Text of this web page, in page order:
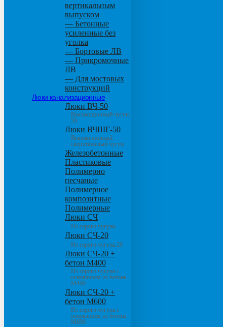
вертикальным
выпуском
— Бетонные
усиленные без
уголка
— Бортовые ЛВ
— Прикромочные
ЛВ
— Для мостовых
конструкций
Люки канализационные
Люки ВЧ-50
Высокопрочный чугун
50
Люки ВЧШГ-50
Высокопрочный
сверхтяжелый чугун
Железобетонные
Пластиковые
Полимерно
песчаные
Полимерное
композитные
Полимерные
Люки СЧ
Из серого чугуна
Люки СЧ-20
Из серого чугуна 20
Люки СЧ-20 +
бетон М400
Из серого чугуна с
основанием из бетона
М400
Люки СЧ-20 +
бетон М600
Из серого чугуна с
основанием из бетона
М600